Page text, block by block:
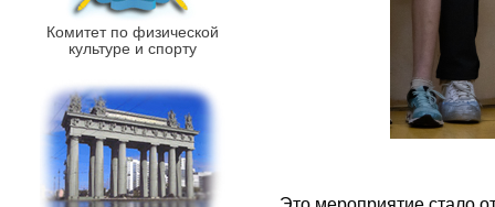
Комитет по физической
культуре и спорту